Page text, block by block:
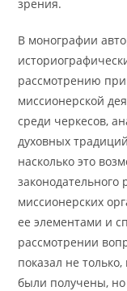
зрения.
В монографии
рассмотрению
миссионерской
среди черкесов,
духовных
насколько это
законодательного
миссионерских
ее элементами и
рассмотрении
показал не
были получены, но